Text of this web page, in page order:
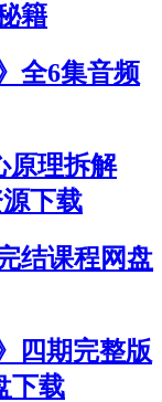
籍
全6集音频
原理拆解
下载
结课程网盘
四期完整版
下载